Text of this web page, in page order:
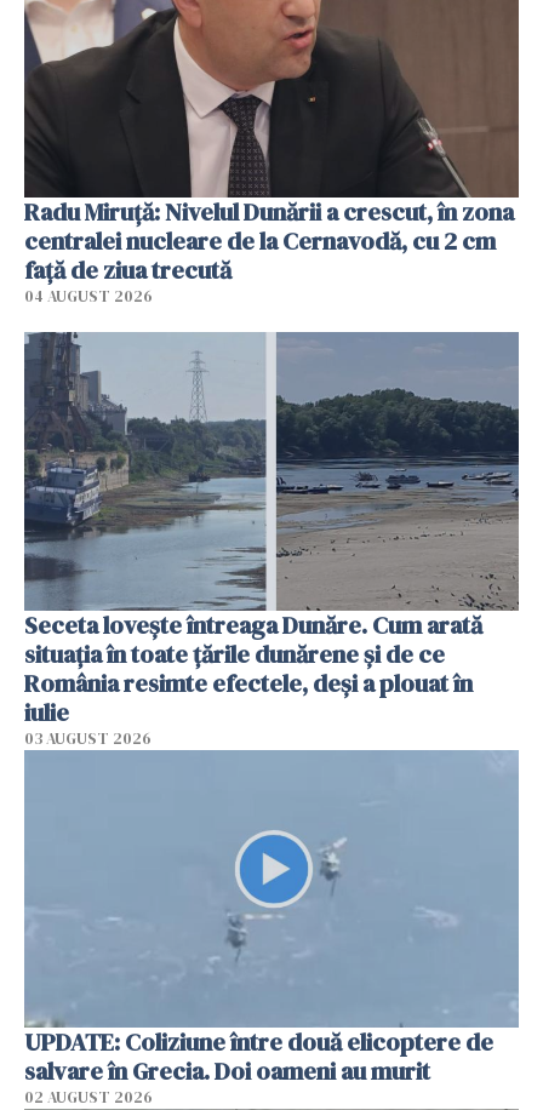
Radu Miruţă: Nivelul Dunării a crescut, în zona
centralei nucleare de la Cernavodă, cu 2 cm
faţă de ziua trecută
04 AUGUST 2026
Seceta lovește întreaga Dunăre. Cum arată
situația în toate țările dunărene și de ce
România resimte efectele, deși a plouat în
iulie
03 AUGUST 2026
UPDATE: Coliziune între două elicoptere de
salvare în Grecia. Doi oameni au murit
02 AUGUST 2026